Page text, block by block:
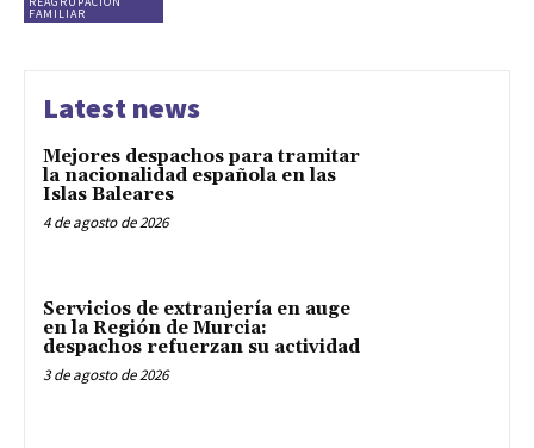
FAMILIAR
Latest news
Mejores despachos para tramitar
la nacionalidad española en las
Islas Baleares
4 de agosto de 2026
Servicios de extranjería en auge
en la Región de Murcia:
despachos refuerzan su actividad
3 de agosto de 2026